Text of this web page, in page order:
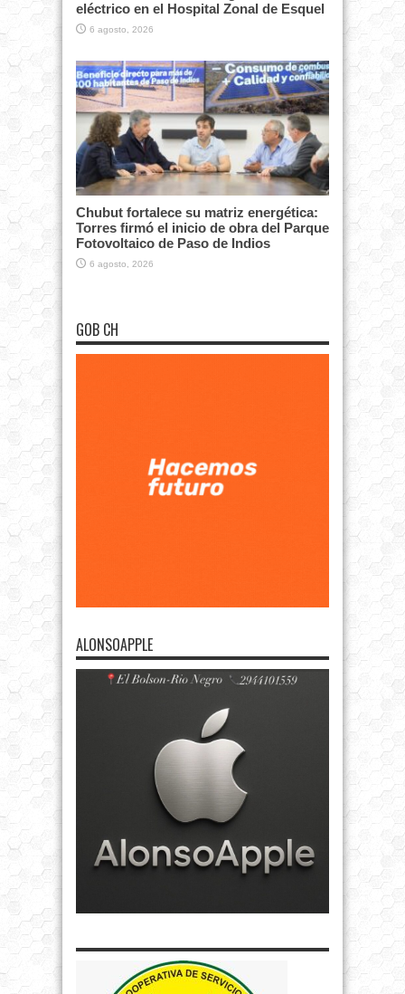
eléctrico en el Hospital Zonal de Esquel
6 agosto, 2026
Chubut fortalece su matriz energética:
Torres firmó el inicio de obra del Parque
Fotovoltaico de Paso de Indios
6 agosto, 2026
GOB CH
ALONSOAPPLE